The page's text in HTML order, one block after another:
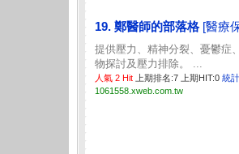
19. 鄭醫師的部落格 [醫療
提供壓力、精神分裂、憂鬱症
物探討及壓力排除。 ...
人氣 2 Hit 上期排名:7 上期HIT:0 統
1061558.xweb.com.tw